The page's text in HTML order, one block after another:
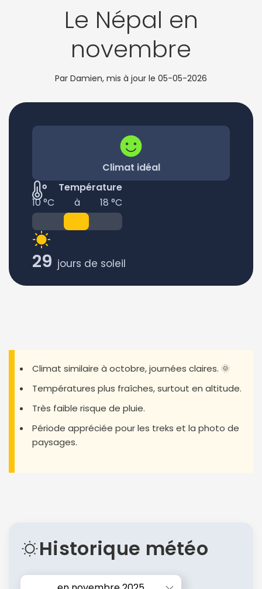
Le Népal en
novembre
Par Damien, mis à jour le 05-05-2026
Climat idéal
Température
10 °C
à 18 °C
29 jours de soleil
Climat similaire à octobre, journées claires. 🌞
Températures plus fraîches, surtout en altitude.
Très faible risque de pluie.
Période appréciée pour les treks et la photo de
paysages.
Historique météo